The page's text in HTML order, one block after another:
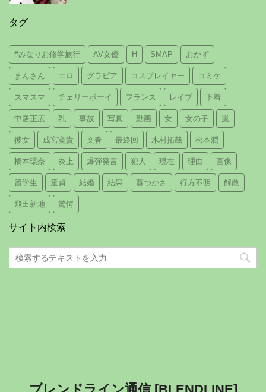
タグ
#みなりお修学旅行 AV女優 H SMAP おかず
まんさん エロ グラビア コスプレイヤー コミケ
スマスマ チェリーボーイ フランス レイプ 下着
中居正広 乳 事故 写真 動画 女 女の子 嵐
彼女 成宮寛貴 文春 最終回 木村拓哉 松本潤
橋本環奈 炎上 爆弾発言 犯人 現在 理由 画像
留学生 童貞 結婚 結果 葵つかさ 行方不明 解散
飛田新地 驚愕
サイト内検索